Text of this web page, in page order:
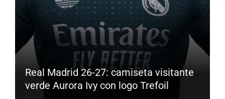
Real Madrid 26-27: camiseta visitante
verde Aurora Ivy con logo Trefoil